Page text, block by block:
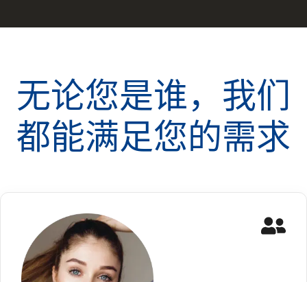
无论您是谁，我们
都能满足您的需求